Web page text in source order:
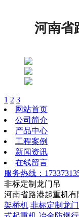
河南省
1 2 3
网站首页
公司简介
产品中心
工程案例
新闻资讯
在线留言
服务热线：
非标定制龙门吊
河南省路港起重机有
架桥机 非标定制龙